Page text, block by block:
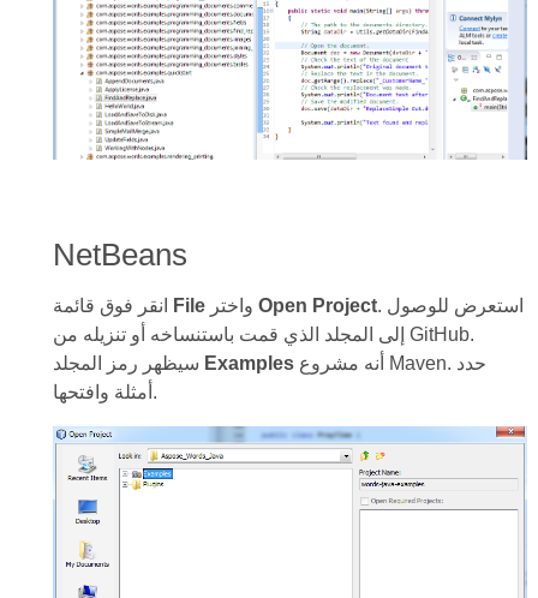
NetBeans
File Open Project. استعرض للوصول
إلى المجلد الذي قمت باستنساخه أو تنزيله من GitHub.
Examplesأنه مشروع Maven. حدد
أمثلة وافتحها.